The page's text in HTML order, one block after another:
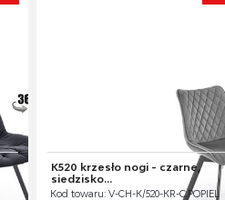
K520 krzesło nogi - czarne,
siedzisko...
Kod towaru: V-CH-K/520-KR-C.POPIEL